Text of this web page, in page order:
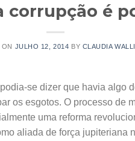
corrupção é
ON JULHO 12, 2014 BY CLAUDIA
se dizer que havia algo
os esgotos. O processo de
uma reforma
aliada de força jupiteriana